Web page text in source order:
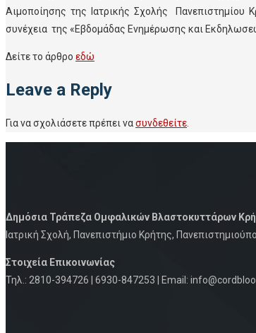
Αιμοποίησης της Ιατρικής Σχολής Πανεπιστημίου
συνέχεια της «Εβδομάδας Ενημέρωσης και
Δείτε το άρθρο εδώ
Leave a Reply
Για να σχολιάσετε πρέπει νασυνδεθείτε
Δημόσια Τράπεζα Ομφαλικών Βλαστοκυττάρων
Iατρική Σχολή, Πανεπιστήμιο Κρήτης,
Στοιχεία Eπικοινωνίας
Τηλ.: 2810-394726 | 6930-847253 | Email: